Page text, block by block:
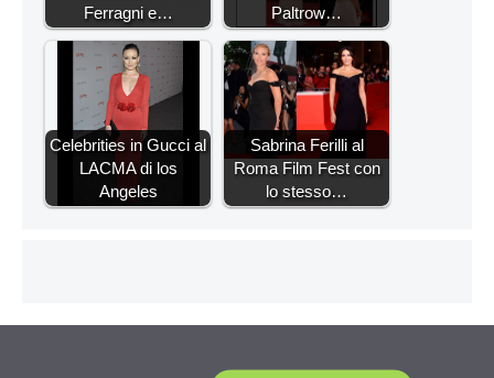
Ferragni e…
Paltrow…
Celebrities in Gucci al
LACMA di los
Angeles
Sabrina Ferilli al
Roma Film Fest con
lo stesso…